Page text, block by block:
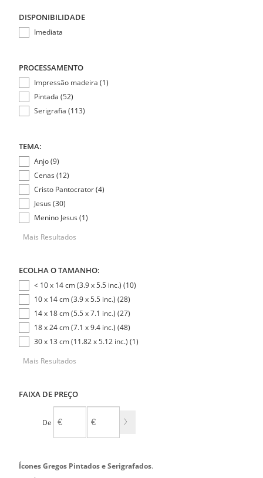
DISPONIBILIDADE
Imediata
PROCESSAMENTO
Impressão madeira (1)
Pintada (52)
Serigrafia (113)
TEMA:
Anjo (9)
Cenas (12)
Cristo Pantocrator (4)
Jesus (30)
Menino Jesus (1)
Mais Resultados
ECOLHA O TAMANHO:
< 10 x 14 cm (3.9 x 5.5 inc.) (10)
10 x 14 cm (3.9 x 5.5 inc.) (28)
14 x 18 cm (5.5 x 7.1 inc.) (27)
18 x 24 cm (7.1 x 9.4 inc.) (48)
30 x 13 cm (11.82 x 5.12 inc.) (1)
Mais Resultados
FAIXA DE PREÇO
De
Ícones Gregos Pintados e Serigrafados.